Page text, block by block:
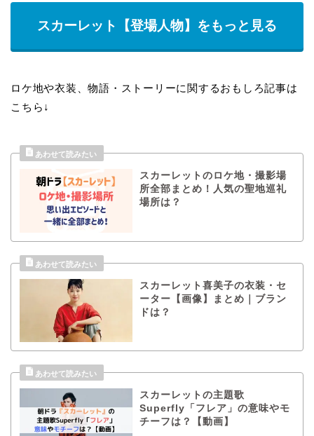
スカーレット【登場人物】をもっと見る
ロケ地や衣装、物語・ストーリーに関するおもしろ記事は
こちら↓
スカーレットのロケ地・撮影場
所全部まとめ！人気の聖地巡礼
場所は？
スカーレット喜美子の衣装・セ
ーター【画像】まとめ｜ブラン
ドは？
スカーレットの主題歌
Superfly「フレア」の意味やモ
チーフは？【動画】